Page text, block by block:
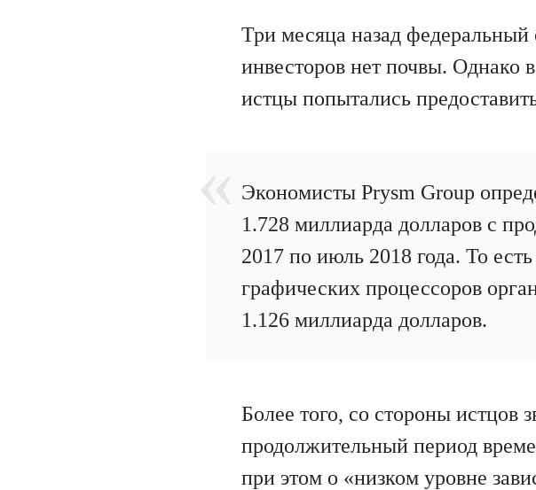
Три месяца назад
инвесторов нет почвы. Однако
истцы попытались
Экономисты Prysm Group
1.728 миллиарда долларов с
2017 по июль 2018 года. То
графических процессоров
1.126 миллиарда долларов.
Более того, со стороны истцов
продолжительный период
при этом о «низком уровне